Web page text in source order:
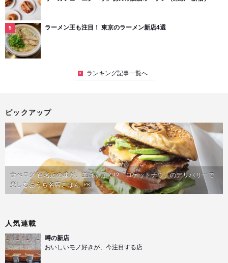
ラーメン王も注目！ 東京のラーメン新店4選
ランキング記事一覧へ
ピックアップ
食べログ 百名店の味が、並ばず届く!?「ロケットナウ」のデリバリーで
楽しむおうち名店ごはん PR
人気連載
噂の新店
おいしいモノ好きが、今注目する店